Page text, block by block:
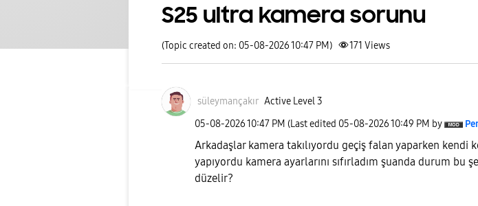
S25 ultra kamera sorunu
(Topic created on: 05-08-2026 10:47 PM) 171 Views
süleymançakır Active Level 3
‎05-08-202610:47 PM (Last edited ‎05-08-202610:49 PM by
Arkadaşlar kamera takılıyordu geçiş falan yaparken kendi
yapıyordu kamera ayarlarını sıfırladım şuanda durum bu
düzelir?